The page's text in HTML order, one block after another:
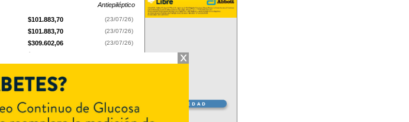
Antiepiléptico
$101.883,70 (23/07/26)
$101.883,70 (23/07/26)
$309.602,06 (23/07/26)
$372.524,20
$213.955,77
y se indica como Antiepiléptico. Es
Información